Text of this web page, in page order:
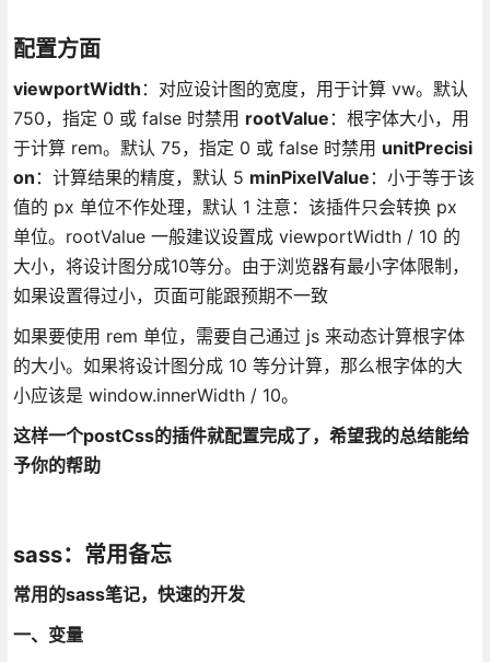
配置方面
viewportWidth ：对应设计图的宽度，用于计算 vw。默认
750，指定 0 或 false 时禁用 rootValue ：根字体大小，用
于计算 rem。默认 75，指定 0 或 false 时禁用 unitPrecisi
on ：计算结果的精度，默认 5 minPixelValue ：小于等于该
值的 px 单位不作处理，默认 1 注意：该插件只会转换 px
单位。rootValue 一般建议设置成 viewportWidth / 10 的
大小，将设计图分成10等分。由于浏览器有最小字体限制，
如果设置得过小，页面可能跟预期不一致
如果要使用 rem 单位，需要自己通过 js 来动态计算根字体
的大小。如果将设计图分成 10 等分计算，那么根字体的大
小应该是 window.innerWidth / 10。
这样一个postCss的插件就配置完成了，希望我的总结能给
予你的帮助
sass：常用备忘
常用的sass笔记，快速的开发
一、变量